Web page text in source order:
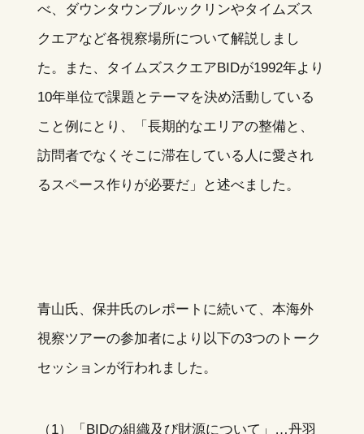
べ、ダウンタウンブルックリンやタイムズス
クエアなど各視察場所について解説しまし
た。また、タイムズスクエアBIDが1992年より
10年単位で課題とテーマを決め活動している
こと例にとり、「長期的なエリアの整備と、
訪問者でなくそこに滞在している人に愛され
るスペース作りが必要だ」と述べました。
青山氏、保井氏のレポートに続いて、本海外
視察ツアーの参加者により以下の3つのトーク
セッションが行われました。
（1）「BIDの組織及び財源について」…丹羽